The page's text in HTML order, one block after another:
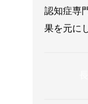
認知症専
果を元に